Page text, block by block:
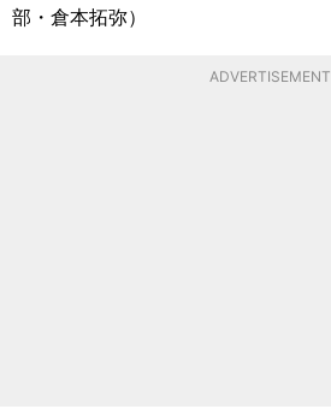
部・倉本拓弥）
ADVERTISEMENT